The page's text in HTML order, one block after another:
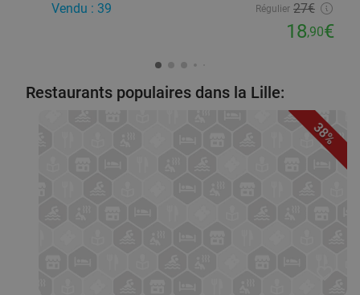
Vendu : 39 Régulier 27€
18,90€
Restaurants populaires dans la Lille:
38%